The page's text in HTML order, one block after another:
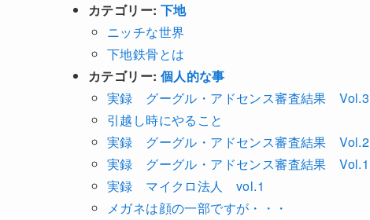
カテゴリー: 下地
ニッチな世界
下地鉄骨とは
カテゴリー: 個人的な事
実録 グーグル・アドセンス審査結果 Vol.3
引越し時にやること
実録 グーグル・アドセンス審査結果 Vol.2
実録 グーグル・アドセンス審査結果 Vol.1
実録 マイクロ法人 vol.1
メガネは顔の一部ですが・・・